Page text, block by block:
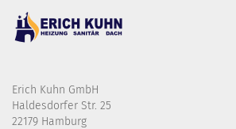
Erich Kuhn GmbH
Haldesdorfer Str. 25
22179 Hamburg